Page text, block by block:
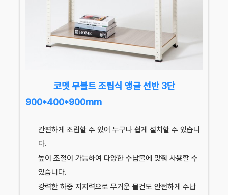
코멧 무볼트 조립식 앵글 선반 3단
900*400*900mm
간편하게 조립할 수 있어 누구나 쉽게 설치할 수 있습니
다.
높이 조절이 가능하여 다양한 수납물에 맞춰 사용할 수
있습니다.
강력한 하중 지지력으로 무거운 물건도 안전하게 수납